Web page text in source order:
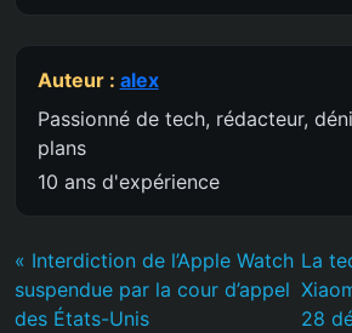
Auteur : alex
Passionné de tech, rédacteur,
plans
10 ans d'expérience
« Interdiction de l’Apple Watch
suspendue par la cour d’appel
des États-Unis
La
28